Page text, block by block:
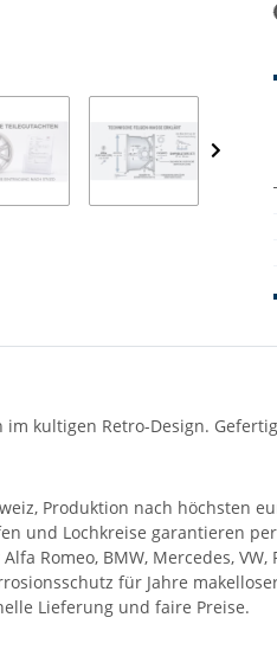
kultigen Retro-Design.
Produktion nach höchsten
und Lochkreise garantieren
Romeo, BMW, Mercedes, VW,
für Jahre
Lieferung und faire Preise.